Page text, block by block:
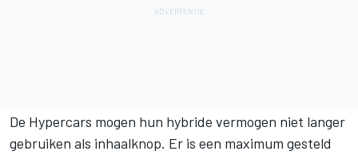
De Hypercars mogen hun hybride vermogen niet langer
gebruiken als inhaalknop. Er is een maximum gesteld